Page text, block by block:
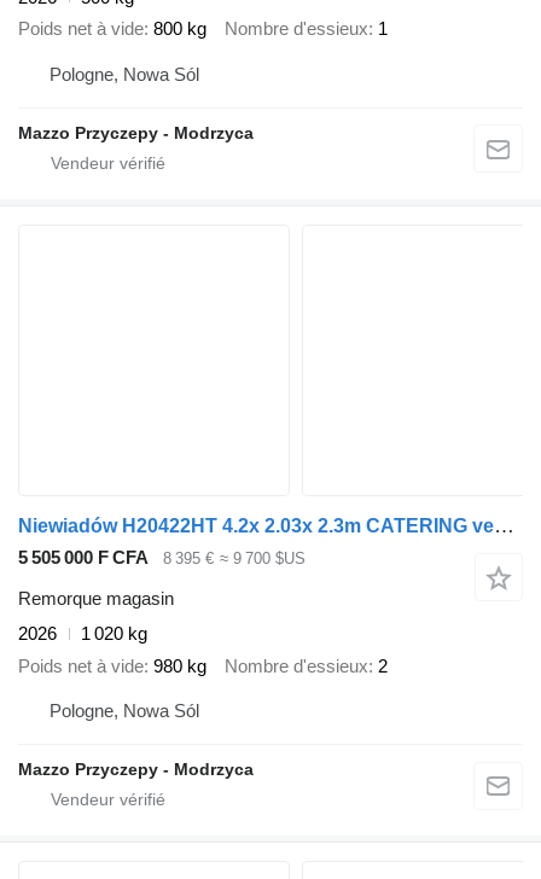
Poids net à vide 800 kg Nombre d'essieux 1
Pologne, Nowa Sól
Mazzo Przyczepy - Modrzyca
Niewiadów H20422HT 4.2x 2.03x 2.3m CATERING vending trailer GVW 2000kg
5 505 000 F CFA 8 395 € ≈ 9 700 $US
Remorque magasin
2026
1 020 kg
Poids net à vide 980 kg Nombre d'essieux 2
Pologne, Nowa Sól
Mazzo Przyczepy - Modrzyca